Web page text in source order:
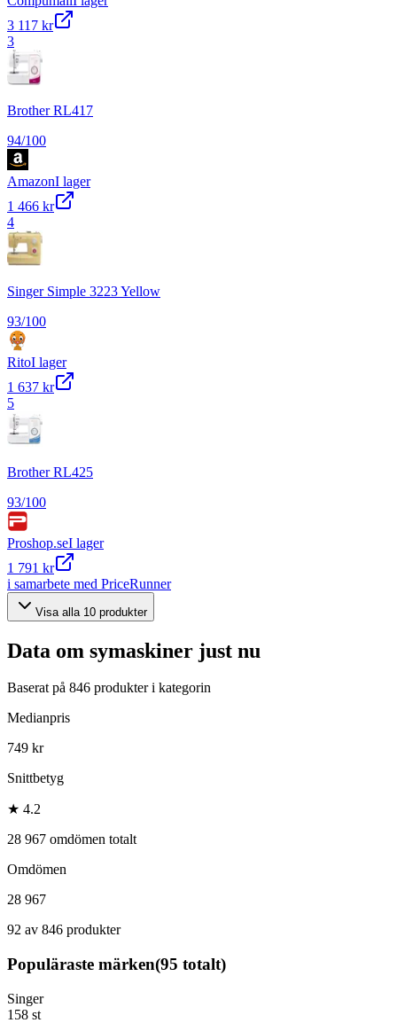
3 117 kr
3
Brother RL417
94/100
AmazonI lager
1 466 kr
4
Singer Simple 3223 Yellow
93/100
RitoI lager
1 637 kr
5
Brother RL425
93/100
Proshop.seI lager
1 791 kr
i samarbete med PriceRunner
Visa alla 10 produkter
Data om symaskiner just nu
Baserat på 846 produkter i kategorin
Medianpris
749 kr
Snittbetyg
★ 4.2
28 967 omdömen totalt
Omdömen
28 967
92 av 846 produkter
Populäraste märken(95 totalt)
Singer
158 st